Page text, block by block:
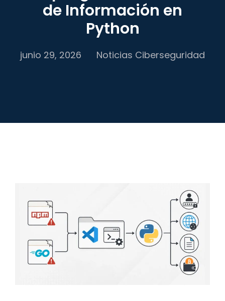
de Información en
Python
junio 29, 2026 Noticias Ciberseguridad